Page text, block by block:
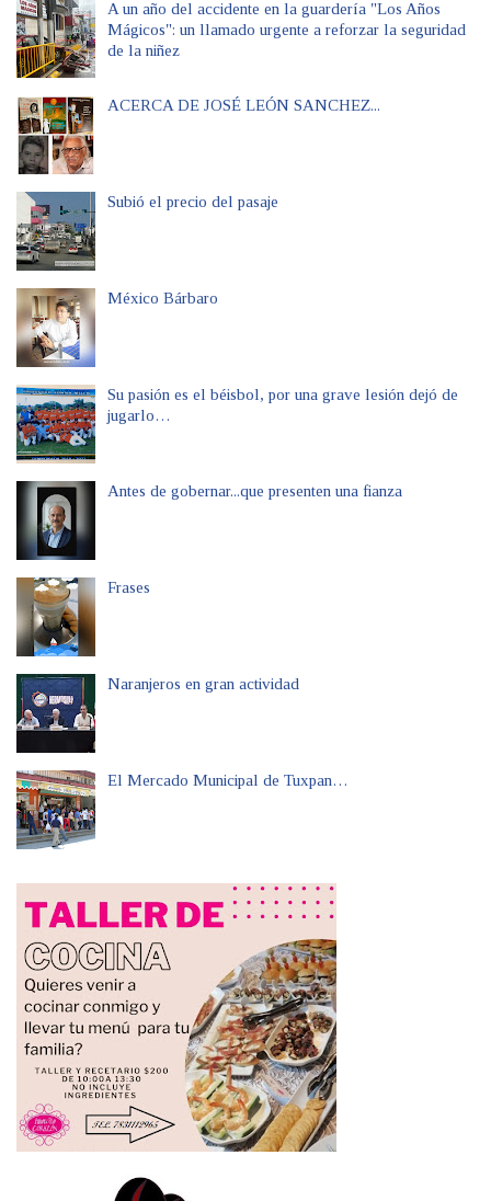
A un año del accidente en la guardería "Los Años
Mágicos": un llamado urgente a reforzar la seguridad
de la niñez
ACERCA DE JOSÉ LEÓN SANCHEZ...
Subió el precio del pasaje
México Bárbaro
Su pasión es el béisbol, por una grave lesión dejó de
jugarlo…
Antes de gobernar...que presenten una fianza
Frases
Naranjeros en gran actividad
El Mercado Municipal de Tuxpan…